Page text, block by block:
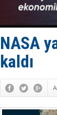
NASA
kaldı